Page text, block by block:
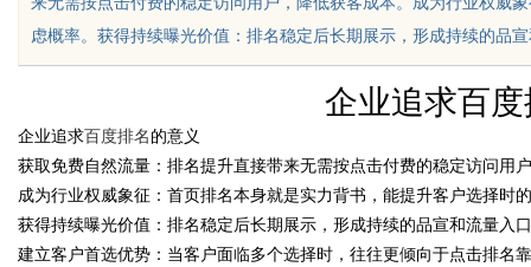
uz
虑概率。获得持续曝光价值：排名稳定后长期展示，形成持续的品
企业追求百
企业追求百度排名 的意义
获取免费自然流量：排名提升直接带来无需按点击付费的稳定访问用
成为行业权威象征：首页排名本身就是实力背书，能提升客户选择时
获得持续曝光价值：排名稳定后长期展示，形成持续的品宣和流量入
建立客户首选优势：当客户面临多个选择时，往往更倾向于点击排名
配眼镜 开店最怕“搜不到”为什么隔壁店